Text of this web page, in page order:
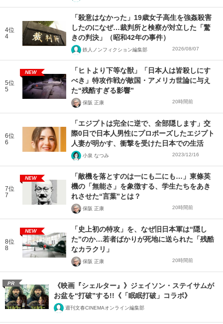
4位
4
「殺意はなかった」19歳女子高生を強姦殺害
したのになぜ…裁判所と検察が対立した「驚
きの判決」（昭和42年の事件）
鉄人ノンフィクション編集部 2026/08/07
5位
5
NEW
「ヒトより下等な獣」「日本人は皆殺しにす
べき」特攻作戦が敵国・アメリカ世論に与え
た“残酷すぎる影響”
保阪 正康 20時間前
6位
6
「エジプトは完全に逆で、全部隠します」交
際0日で日本人男性にプロポーズしたエジプト
人妻が明かす、衝撃を受けた日本での生活
小泉 なつみ 2023/12/16
7位
7
NEW
「敵機を落とすのは一にも二にも…」東條英
機の「無能さ」を象徴する、学生たちをあき
れさせた“言葉”とは？
保阪 正康 20時間前
8位
8
NEW
「史上初の特攻」を、なぜ旧日本軍は“隠し
た”のか…若者ばかりが死地に送られた「残酷
なカラクリ」
保阪 正康 20時間前
PR
《映画『シェルター』》ジェイソン・ステイサムが
お盆を“打破”する!!《「眠眠打破」コラボ》
週刊文春CINEMAオンライン編集部